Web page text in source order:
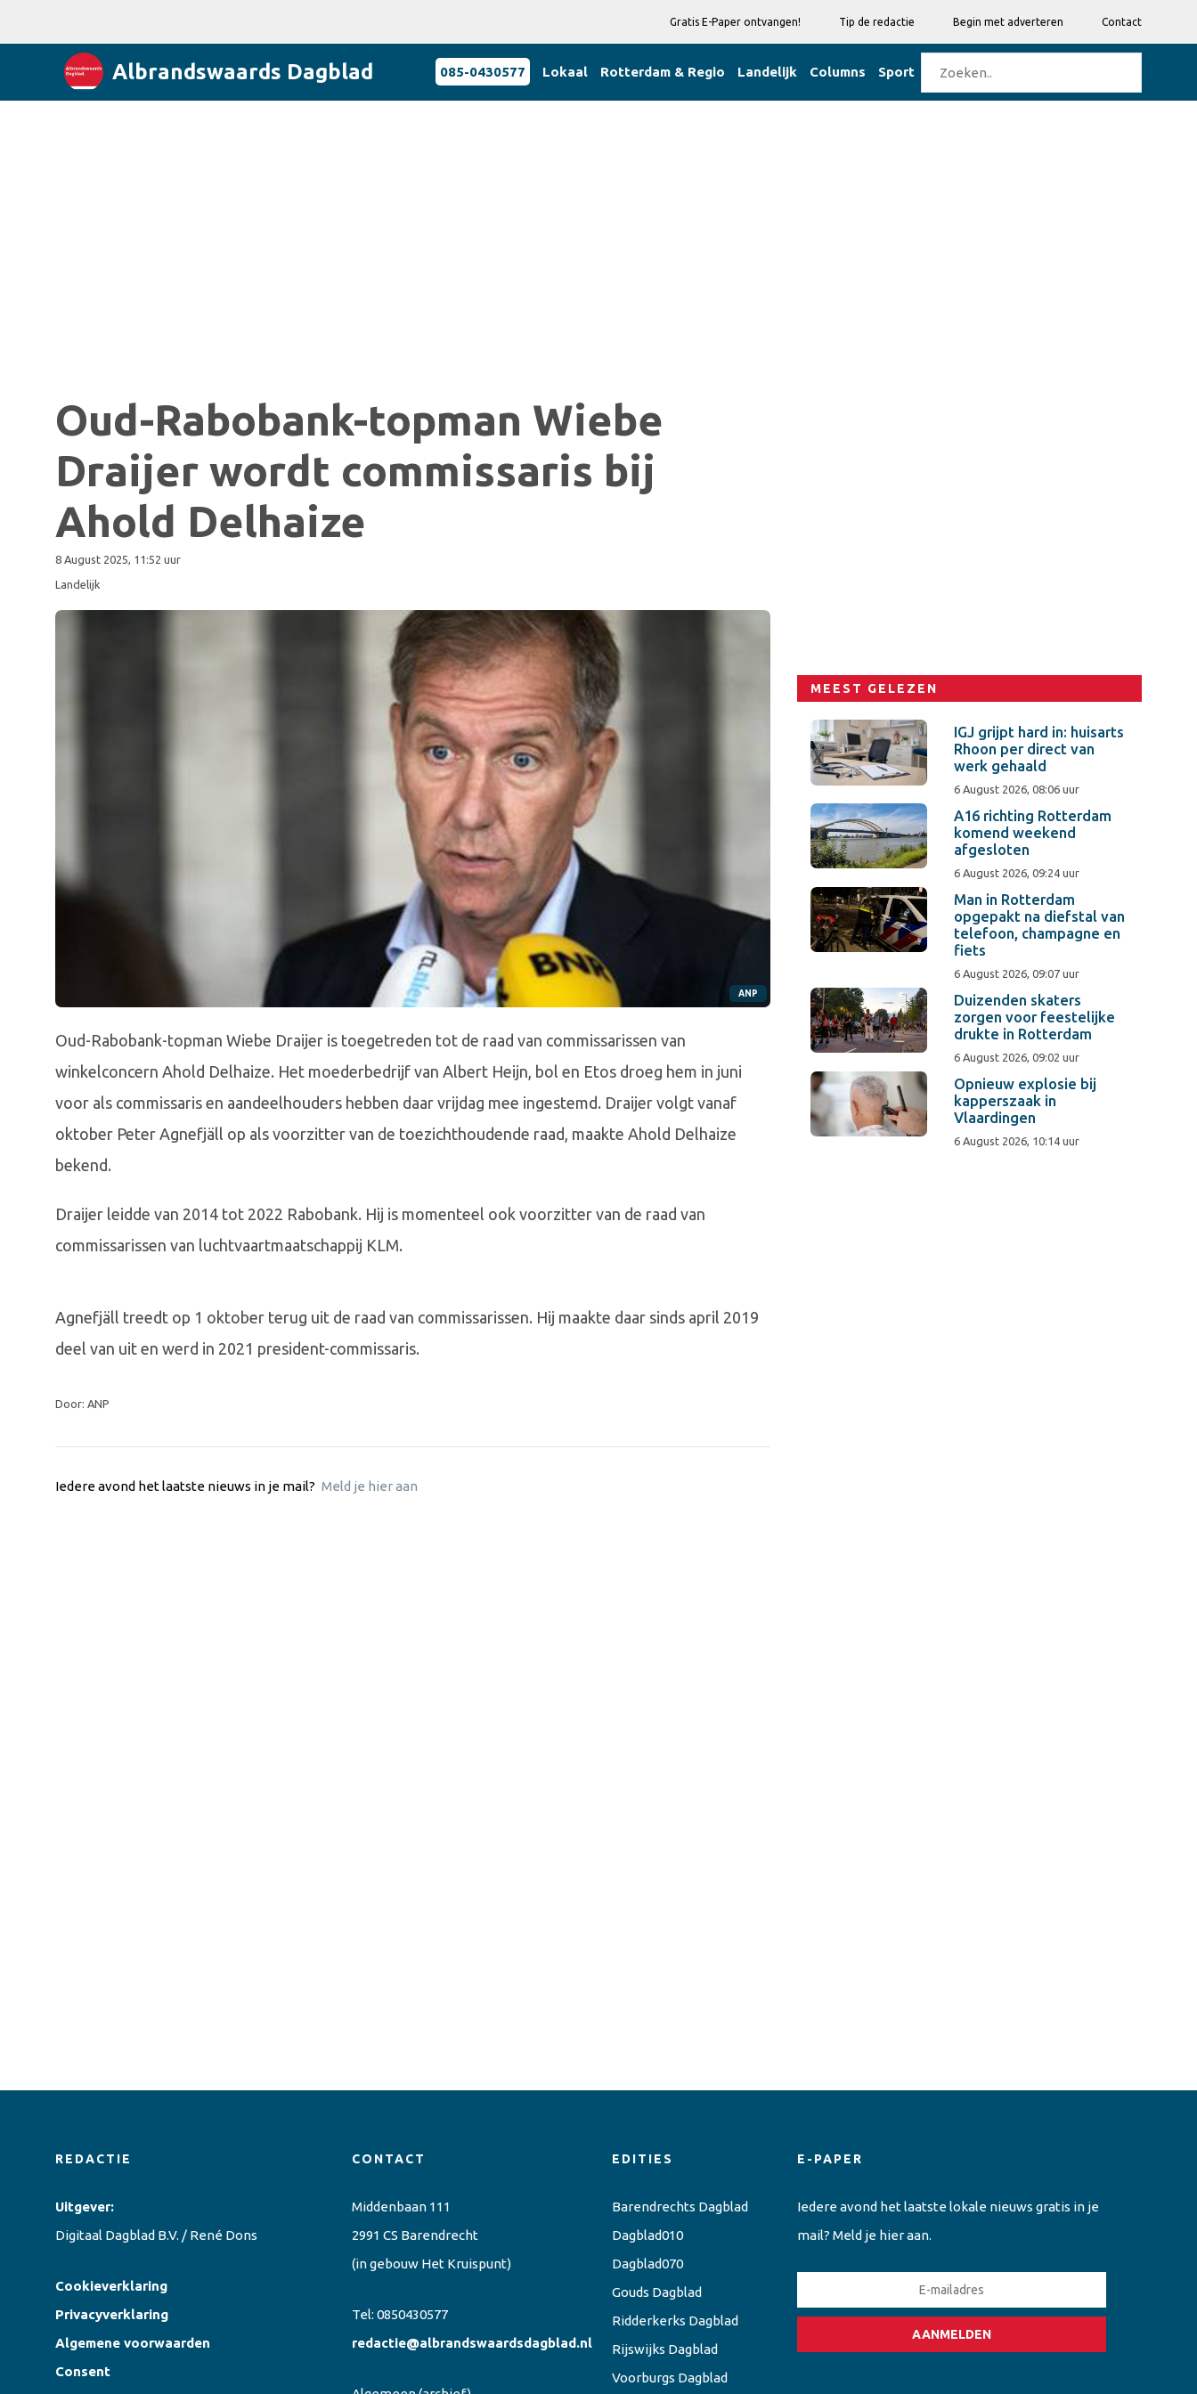
Gratis E-Paper ontvangen! Tip de redactie Begin met adverteren Contact
Albrandswaards Dagblad 085-0430577 Lokaal Rotterdam & Regio Landelijk Columns Sport
Oud-Rabobank-topman Wiebe
Draijer wordt commissaris bij
Ahold Delhaize
8 August 2025, 11:52 uur
Landelijk
ANP
Oud-Rabobank-topman Wiebe Draijer is toegetreden tot de raad van commissarissen van
winkelconcern Ahold Delhaize. Het moederbedrijf van Albert Heijn, bol en Etos droeg hem in juni
voor als commissaris en aandeelhouders hebben daar vrijdag mee ingestemd. Draijer volgt vanaf
oktober Peter Agnefjäll op als voorzitter van de toezichthoudende raad, maakte Ahold Delhaize
bekend.
Draijer leidde van 2014 tot 2022 Rabobank. Hij is momenteel ook voorzitter van de raad van
commissarissen van luchtvaartmaatschappij KLM.
Agnefjäll treedt op 1 oktober terug uit de raad van commissarissen. Hij maakte daar sinds april 2019
deel van uit en werd in 2021 president-commissaris.
Door: ANP
Iedere avond het laatste nieuws in je mail? Meld je hier aan
MEEST GELEZEN
IGJ grijpt hard in: huisarts
Rhoon per direct van
werk gehaald
6 August 2026, 08:06 uur
A16 richting Rotterdam
komend weekend
afgesloten
6 August 2026, 09:24 uur
Man in Rotterdam
opgepakt na diefstal van
telefoon, champagne en
fiets
6 August 2026, 09:07 uur
Duizenden skaters
zorgen voor feestelijke
drukte in Rotterdam
6 August 2026, 09:02 uur
Opnieuw explosie bij
kapperszaak in
Vlaardingen
6 August 2026, 10:14 uur
REDACTIE
Uitgever:
Digitaal Dagblad B.V. / René Dons
Cookieverklaring
Privacyverklaring
Algemene voorwaarden
Consent
CONTACT
Middenbaan 111
2991 CS Barendrecht
(in gebouw Het Kruispunt)
Tel: 0850430577
redactie@albrandswaardsdagblad.nl
EDITIES
Barendrechts Dagblad
Dagblad010
Dagblad070
Gouds Dagblad
Ridderkerks Dagblad
Rijswijks Dagblad
Voorburgs Dagblad
E-PAPER
Iedere avond het laatste lokale nieuws gratis in je
mail? Meld je hier aan.